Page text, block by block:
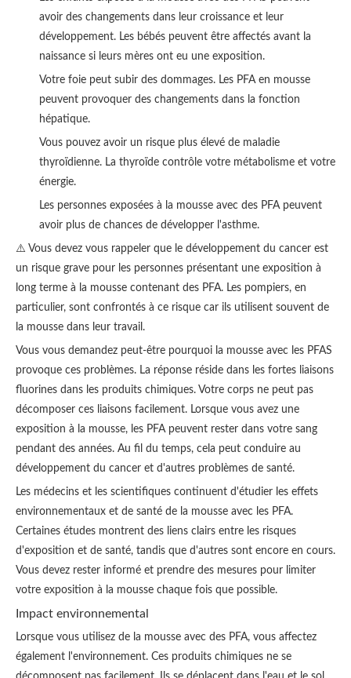
avoir des changements dans leur croissance et leur
développement. Les bébés peuvent être affectés avant la
naissance si leurs mères ont eu une exposition.
Votre foie peut subir des dommages. Les PFA en mousse
peuvent provoquer des changements dans la fonction
hépatique.
Vous pouvez avoir un risque plus élevé de maladie
thyroïdienne. La thyroïde contrôle votre métabolisme et votre
énergie.
Les personnes exposées à la mousse avec des PFA peuvent
avoir plus de chances de développer l'asthme.
⚠️ Vous devez vous rappeler que le développement du cancer est
un risque grave pour les personnes présentant une exposition à
long terme à la mousse contenant des PFA. Les pompiers, en
particulier, sont confrontés à ce risque car ils utilisent souvent de
la mousse dans leur travail.
Vous vous demandez peut-être pourquoi la mousse avec les PFAS
provoque ces problèmes. La réponse réside dans les fortes liaisons
fluorines dans les produits chimiques. Votre corps ne peut pas
décomposer ces liaisons facilement. Lorsque vous avez une
exposition à la mousse, les PFA peuvent rester dans votre sang
pendant des années. Au fil du temps, cela peut conduire au
développement du cancer et d'autres problèmes de santé.
Les médecins et les scientifiques continuent d'étudier les effets
environnementaux et de santé de la mousse avec les PFA.
Certaines études montrent des liens clairs entre les risques
d'exposition et de santé, tandis que d'autres sont encore en cours.
Vous devez rester informé et prendre des mesures pour limiter
votre exposition à la mousse chaque fois que possible.
Impact environnemental
Lorsque vous utilisez de la mousse avec des PFA, vous affectez
également l'environnement. Ces produits chimiques ne se